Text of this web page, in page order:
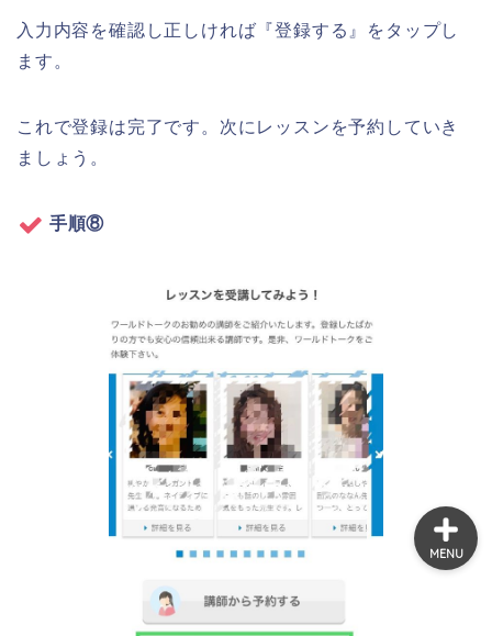
入力内容を確認し正しければ『登録する』をタップし
ます。
これで登録は完了です。次にレッスンを予約していき
ましょう。
手順⑧
MENU
英語コーチング
洋画・海外ドラマ
英語学習